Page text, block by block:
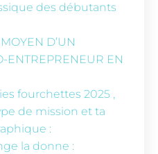
des débutants
D’UN
ENTREPRENEUR EN
fourchettes 2025 ,
de mission et ta
:
la donne :